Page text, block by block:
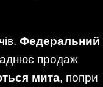
Федеральний
продаж
мита, попри